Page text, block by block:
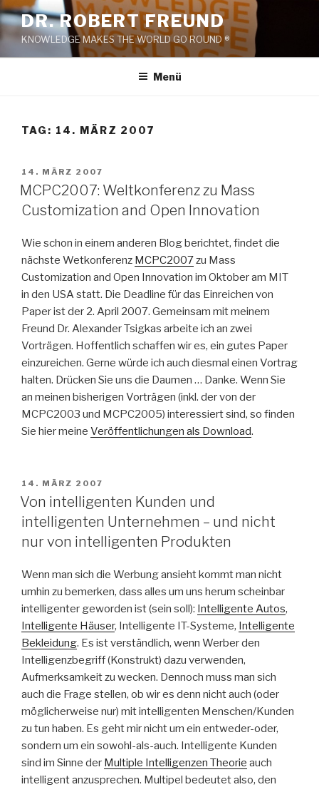
Zum
Inhalt
springen
DR. ROBERT FREUND
KNOWLEDGE MAKES THE WORLD GO ROUND ®
Menü
TAG: 14. MÄRZ 2007
VERÖFFENTLICHT
AM
14. MÄRZ 2007
MCPC2007: Weltkonferenz zu Mass
Customization and Open Innovation
Wie schon in einem anderen Blog berichtet, findet die
nächste Wetkonferenz MCPC2007zu Mass
Customization and Open Innovation im Oktober am MIT
in den USA statt. Die Deadline für das Einreichen von
Paper ist der 2. April 2007. Gemeinsam mit meinem
Freund Dr. Alexander Tsigkas arbeite ich an zwei
Vorträgen. Hoffentlich schaffen wir es, ein gutes Paper
einzureichen. Gerne würde ich auch diesmal einen Vortrag
halten. Drücken Sie uns die Daumen … Danke. Wenn Sie
an meinen bisherigen Vorträgen (inkl. der von der
MCPC2003 und MCPC2005) interessiert sind, so finden
Sie hier meine Veröffentlichungen als Download.
VERÖFFENTLICHT
AM
14. MÄRZ 2007
Von intelligenten Kunden und
intelligenten Unternehmen – und nicht
nur von intelligenten Produkten
Wenn man sich die Werbung ansieht kommt man nicht
umhin zu bemerken, dass alles um uns herum scheinbar
intelligenter geworden ist (sein soll): Intelligente Autos,
Intelligente Häuser, Intelligente IT-Systeme, Intelligente
Bekleidung. Es ist verständlich, wenn Werber den
Intelligenzbegriff (Konstrukt) dazu verwenden,
Aufmerksamkeit zu wecken. Dennoch muss man sich
auch die Frage stellen, ob wir es denn nicht auch (oder
möglicherweise nur) mit intelligenten Menschen/Kunden
zu tun haben. Es geht mir nicht um ein entweder-oder,
sondern um ein sowohl-als-auch. Intelligente Kunden
sind im Sinne der Multiple Intelligenzen Theorie auch
intelligent anzusprechen. Multipel bedeutet also, den